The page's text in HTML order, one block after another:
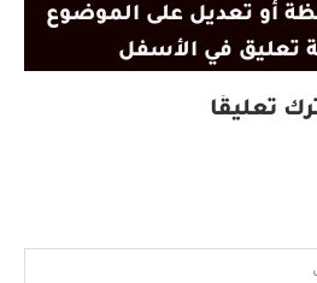
أو تعديل على الموضوع
تعليق في الأسفل
تعليقًا